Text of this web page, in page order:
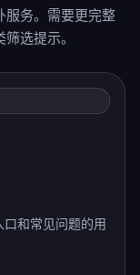
服务。需要更完整
选提示。
和常见问题的用